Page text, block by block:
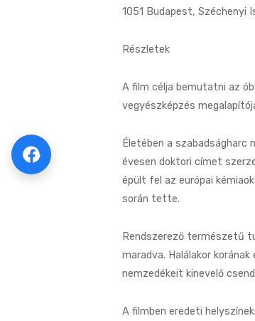
1051 Budapest, Széchenyi
Részletek
A film célja bemutatni az
vegyészképzés
Életében a
évesen doktori címet
épült fel az európai
során tette.
Rendszerező természetű
maradva. Halálakor
nemzedékeit kinevelő
A filmben eredeti